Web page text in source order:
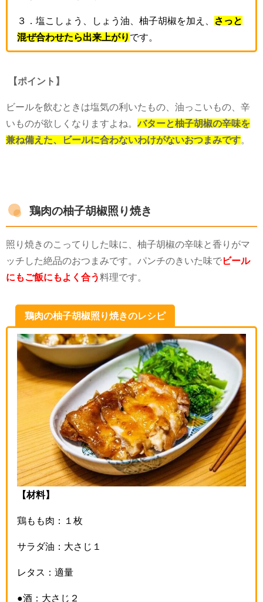
３．塩こしょう、しょう油、柚子胡椒を加え、
さっと
混ぜ合わせたら出来上がり です。
【ポイント】
ビールを飲むときは塩気の利いたもの、油っこいもの、辛
いものが欲しくなりますよね。 バターと柚子胡椒の辛味を
兼ね備えた、ビールに合わないわけがないおつまみです。
鶏肉の柚子胡椒照り焼き
照り焼きのこってりした味に、柚子胡椒の辛味と香りがマ
ッチした絶品のおつまみです。パンチのきいた味でビール
にもご飯にもよく合う料理です。
鶏肉の柚子胡椒照り焼きのレシピ
【材料】
鶏もも肉：１枚
サラダ油：大さじ１
レタス：適量
●酒：大さじ２